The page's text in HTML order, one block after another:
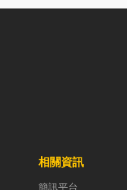
置。 工廠排風
扇｜改善溫度
相關資訊
簡訊平台